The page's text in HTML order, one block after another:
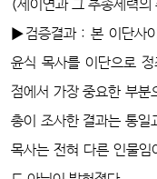
(세이연과 그 추종세력의
▶검증결과 : 본 이단사
윤식 목사를 이단으로
점에서 가장 중요한 부분
총이 조사한 결과는 통일
목사는 전혀 다른 인물